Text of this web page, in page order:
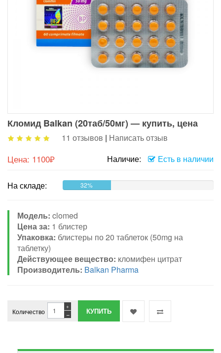
Кломид Balkan (20таб/50мг) — купить, цена
11 отзывов | Написать отзыв
Цена: 1100₽ Наличие: Есть в наличии
На складе: 32%
Модель: clomed
Цена за: 1 блистер
Упаковка: блистеры по 20 таблеток (50mg на
таблетку)
Действующее вещество: кломифен цитрат
Производитель: Balkan Pharma
Количество −
+